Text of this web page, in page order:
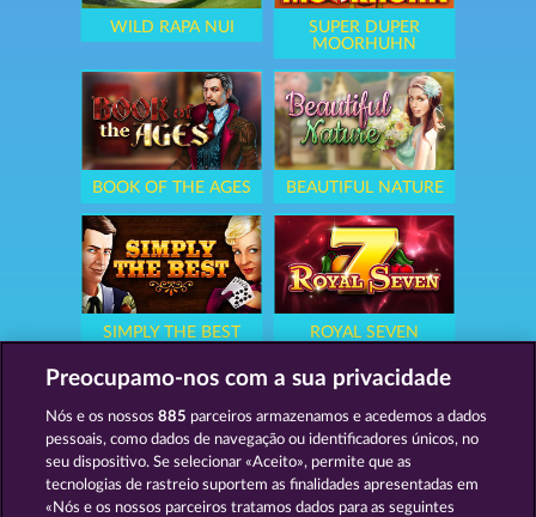
WILD RAPA NUI
SUPER DUPER
MOORHUHN
BOOK OF THE AGES BEAUTIFUL NATURE
SIMPLY THE BEST ROYAL SEVEN
GOLDEN EI OF
MOORHUHN
FOREVER
DIAMONDS
Preocupamo-nos com a sua privacidade
Nós e os nossos885 parceiros armazenamos e acedemos a dados
pessoais, como dados de navegação ou identificadores únicos, no
seu dispositivo. Se selecionar «Aceito», permite que as
tecnologias de rastreio suportem as finalidades apresentadas em
«Nós e os nossos parceiros tratamos dados para as seguintes